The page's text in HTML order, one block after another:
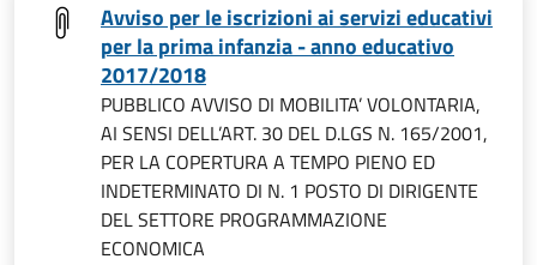
Avviso per le iscrizioni ai servizi educativi
per la prima infanzia - anno educativo
2017/2018
PUBBLICO AVVISO DI MOBILITA’ VOLONTARIA,
AI SENSI DELL’ART. 30 DEL D.LGS N. 165/2001,
PER LA COPERTURA A TEMPO PIENO ED
INDETERMINATO DI N. 1 POSTO DI DIRIGENTE
DEL SETTORE PROGRAMMAZIONE
ECONOMICA